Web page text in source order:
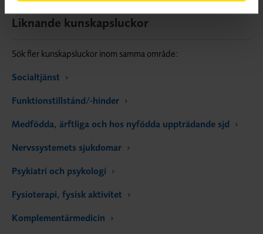
Liknande kunskapsluckor
Sök fler kunskapsluckor inom samma område:
Socialtjänst
Funktionstillstånd/-hinder
Medfödda, ärftliga och hos nyfödda uppträdande sjd
Nervssystemets sjukdomar
Psykiatri och psykologi
Fysioterapi, fysisk aktivitet
Komplementärmedicin